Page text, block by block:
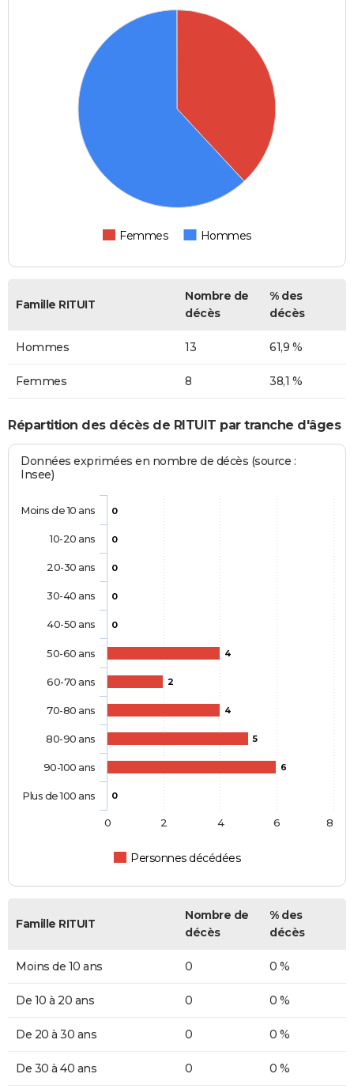
Femmes Hommes
Famille RITUIT
Nombre de
décès
% des
décès
Hommes 13 61,9 %
Femmes 8 38,1 %
Répartition des décès de RITUIT par tranche d'âges
Données exprimées en nombre de décès (source :
Insee)
0
0
0
0
0
4
2
4
5
6
0
Personnes décédées
Moins de 10 ans
10-20 ans
20-30 ans
30-40 ans
40-50 ans
50-60 ans
60-70 ans
70-80 ans
80-90 ans
90-100 ans
Plus de 100 ans
0 2 4 6 8
Famille RITUIT
Nombre de
décès
% des
décès
Moins de 10 ans 0 0 %
De 10 à 20 ans 0 0 %
De 20 à 30 ans 0 0 %
De 30 à 40 ans 0 0 %